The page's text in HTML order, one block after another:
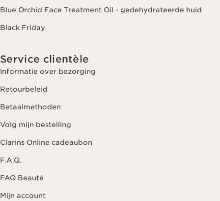
Blue Orchid Face Treatment Oil - gedehydrateerde huid
Black Friday
Service clientèle
Informatie over bezorging
Retourbeleid
Betaalmethoden
Volg mijn bestelling
Clarins Online cadeaubon
F.A.Q.
FAQ Beauté
Mijn account